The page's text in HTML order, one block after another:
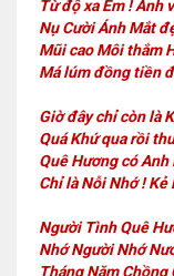
Từ độ xa Em ! Anh
Nụ Cười Ánh Mắt
Mũi cao Môi thắm
Má lúm đồng tiền
Giờ đây chỉ còn là
Quá Khứ qua rồi
Quê Hương có Anh
Chỉ là Nỗi Nhớ ! Kẻ
Người Tình Quê
Nhớ Người Nhớ
Tháng Năm